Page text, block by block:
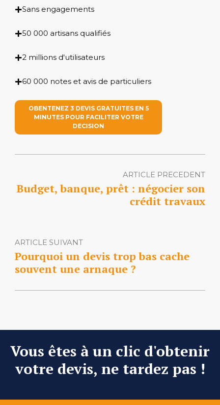
Sans engagements
50 000 artisans qualifiés
2 millions d'utilisateurs
60 000 notes et avis de particuliers
OBENTENEZ 3 DEVIS GRATUITES EN 5
MINUTES POUR FACILITER VOTRE
DECISION
ARTICLE PRECEDENT
Budget, banque, prêt : négocier son
crédit travaux
ARTICLE SUIVANT
Pourquoi un devis trop bas cache
souvent une arnaque ?
Vous êtes à un clic d'obtenir
votre devis, ne tardez pas !